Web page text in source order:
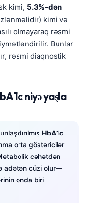
kimi, 5.3%-dən
kimi və
olmayaraq rəsmi
Bunlar
rəsmi diaqnostik
niyə yaşla
HbA1c
orta göstəricilər
cəhətdən
adətən cüzi olur—
onda biri